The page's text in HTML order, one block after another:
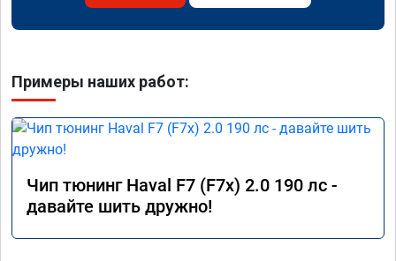
Примеры наших работ:
Чип тюнинг Haval F7 (F7x) 2.0 190 лс -
давайте шить дружно!